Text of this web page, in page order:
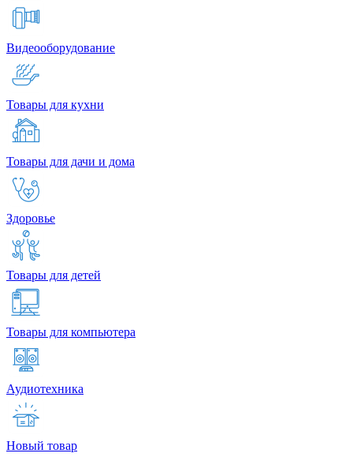
Видеооборудование
Товары для кухни
Товары для дачи и дома
Здоровье
Товары для детей
Товары для компьютера
Аудиотехника
Новый товар